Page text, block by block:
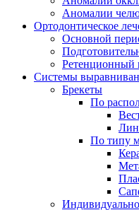
Аномалии
Ортодонтическое
Основной
Ретенционный
Системы
Брекеты
По
По типу